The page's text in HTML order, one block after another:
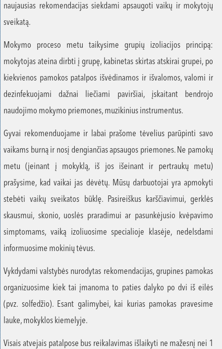
naujausias rekomendacijas siekdami apsaugoti vaikų ir mokytojų
sveikatą.
Mokymo proceso metu taikysime grupių izoliacijos principą:
mokytojas ateina dirbti į grupę, kabinetas skirtas atskirai grupei, po
kiekvienos pamokos patalpos išvėdinamos ir išvalomos, valomi ir
dezinfekuojami dažnai liečiami paviršiai, įskaitant bendrojo
naudojimo mokymo priemones, muzikinius instrumentus.
Gyvai rekomenduojame ir labai prašome tėvelius parūpinti savo
vaikams burną ir nosį dengiančias apsaugos priemones. Ne pamokų
metu (įeinant į mokyklą, iš jos išeinant ir pertraukų metu)
prašysime, kad vaikai jas dėvėtų. Mūsų darbuotojai yra apmokyti
stebėti vaikų sveikatos būklę. Pasireiškus karščiavimui, gerklės
skausmui, skonio, uoslės praradimui ar pasunkėjusio kvėpavimo
simptomams, vaiką izoliuosime specialioje klasėje, nedelsdami
informuosime mokinių tėvus.
Vykdydami valstybės nurodytas rekomendacijas, grupines pamokas
organizuosime kiek tai įmanoma to paties dalyko po dvi iš eilės
(pvz. solfedžio). Esant galimybei, kai kurias pamokas pravesime
lauke, mokyklos kiemelyje.
Visais atvejais patalpose bus reikalavimas išlaikyti ne mažesnį nei 1